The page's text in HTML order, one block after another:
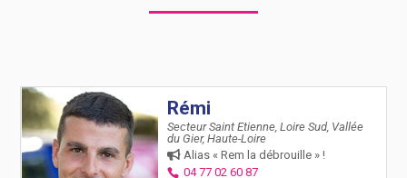
Rémi
Secteur Saint Etienne, Loire Sud, Vallée
du Gier, Haute-Loire
Alias « Rem la débrouille » !
04 77 02 60 87